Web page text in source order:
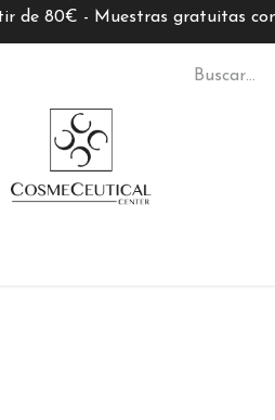
de 80€ - Muestras gratuitas